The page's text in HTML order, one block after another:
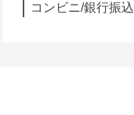
コンビニ/銀行振込